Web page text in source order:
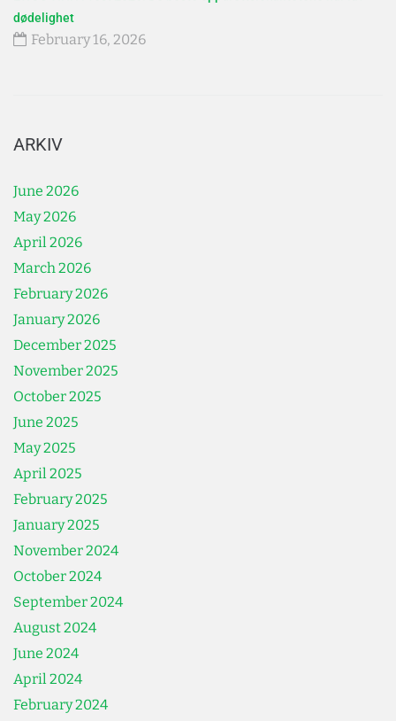
dødelighet
February 16, 2026
ARKIV
June 2026
May 2026
April 2026
March 2026
February 2026
January 2026
December 2025
November 2025
October 2025
June 2025
May 2025
April 2025
February 2025
January 2025
November 2024
October 2024
September 2024
August 2024
June 2024
April 2024
February 2024